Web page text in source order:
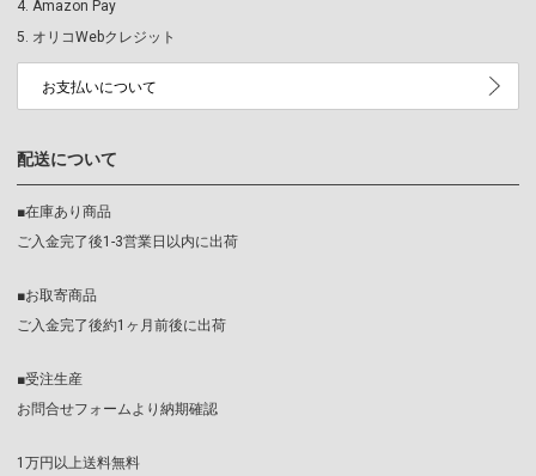
Amazon Pay
オリコWebクレジット
お支払いについて
配送について
■在庫あり商品
ご入金完了後1-3営業日以内に出荷
■お取寄商品
ご入金完了後約1ヶ月前後に出荷
■受注生産
お問合せフォームより納期確認
1万円以上送料無料